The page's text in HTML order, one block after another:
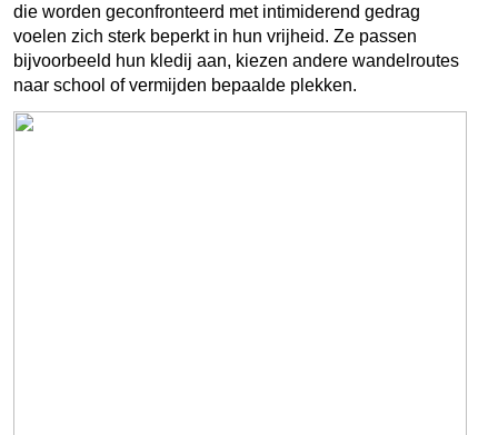
die worden geconfronteerd met intimiderend gedrag
voelen zich sterk beperkt in hun vrijheid. Ze passen
bijvoorbeeld hun kledij aan, kiezen andere wandelroutes
naar school of vermijden bepaalde plekken.